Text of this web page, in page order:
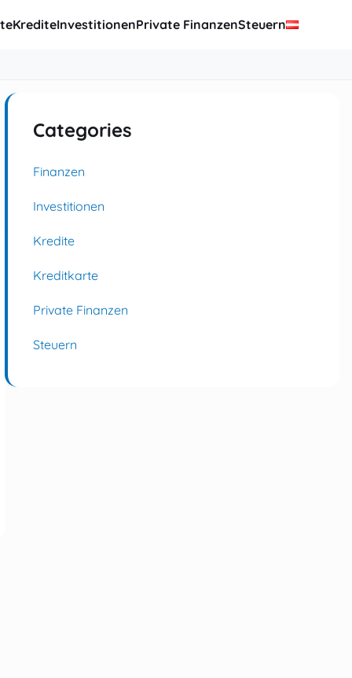
KrediteInvestitionenPrivate FinanzenSteuern
Categories
Finanzen
Investitionen
Kredite
Kreditkarte
Private Finanzen
Steuern